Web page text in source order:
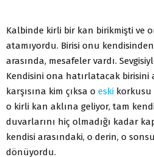
Kalbinde kirli bir kan birikmişti ve
atamıyordu. Birisi onu
arasında, mesafeler vardı.
Kendisini ona hatırlatacak birisini
karşısına kim çıksa o eski korkusu
o kirli kan aklına geliyor, tam
duvarlarını hiç olmadığı kadar
kendisi arasındaki, o derin, o
dönüyordu.